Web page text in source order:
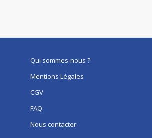
Qui sommes-nous ?
Mentions Légales
CGV
FAQ
Nous contacter